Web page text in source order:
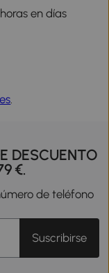
en días
.
DESCUENTO
€.
de teléfono
Suscribirse